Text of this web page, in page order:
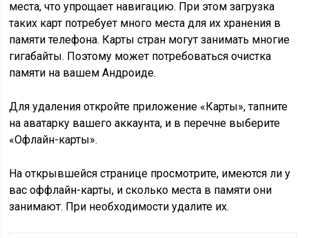
места, что упрощает навигацию. При этом загрузка
таких карт потребует много места для их хранения в
памяти телефона. Карты стран могут занимать многие
гигабайты. Поэтому может потребоваться очистка
памяти на вашем Андроиде.
Для удаления откройте приложение «Карты», тапните
на аватарку вашего аккаунта, и в перечне выберите
«Офлайн-карты».
На открывшейся странице просмотрите, имеются ли у
вас оффлайн-карты, и сколько места в памяти они
занимают. При необходимости удалите их.